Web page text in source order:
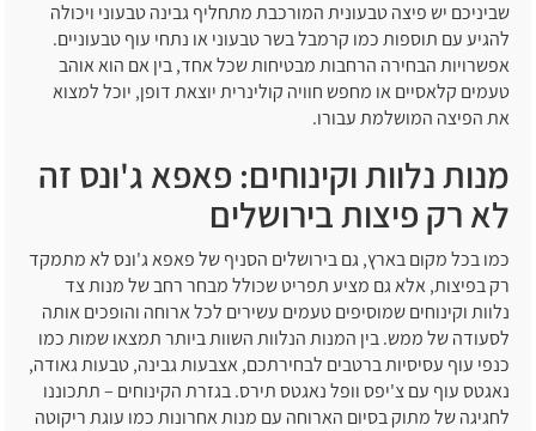
שביניכם יש פיצה טבעונית המורכבת מתחליף גבינה טבעוני ויכולה
להגיע עם תוספות כמו קרמבל בשר טבעוני או נתחי עוף טבעוניים.
אפשרויות הבחירה הרחבות מבטיחות שכל אחד, בין אם הוא אוהב
טעמים קלאסיים או מחפש חוויה קולינרית יוצאת דופן, יוכל למצוא
את הפיצה המושלמת עבורו.
מנות נלוות וקינוחים: פאפא ג'ונס זה
לא רק פיצות בירושלים
כמו בכל מקום בארץ, גם בירושלים הסניף של פאפא ג'ונס לא מתמקד
רק בפיצות, אלא גם מציע תפריט שכולל מבחר רחב של מנות צד
נלוות וקינוחים שמוסיפים טעמים עשירים לכל ארוחה והופכים אותה
לסעודה של ממש. בין המנות הנלוות השוות ביותר תמצאו שמות כמו
כנפי עוף עסיסיות ברטבים לבחירתכם, אצבעות גבינה, טבעות גאודה,
נאגטס עוף עם צ'יפס וופל נאגטס תירס. בגזרת הקינוחים – תתכוננו
לחגיגה של מתוק בסיום הארוחה עם מנות אחרונות כמו עוגת ריקוטה